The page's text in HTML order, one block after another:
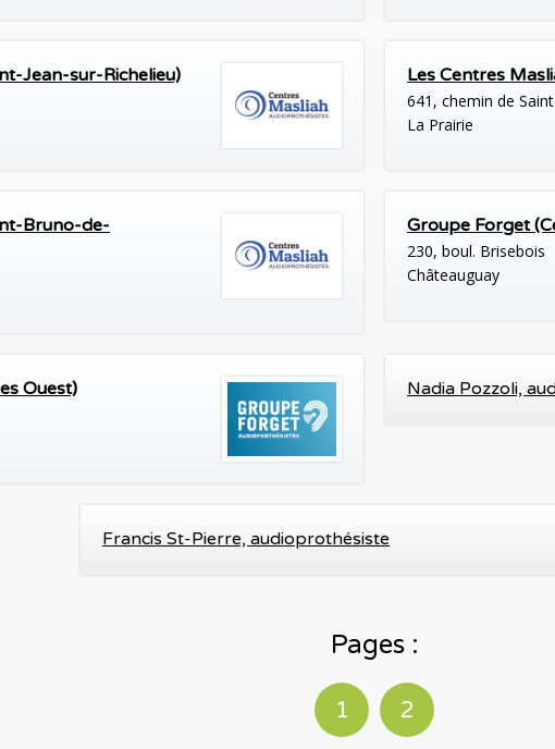
Jean-sur-Richelieu) Les Centres
641, chemin de
La Prairie
Bruno-de-
Groupe Forget
230, boul. Brisebois
Châteauguay
Ouest) Nadia Pozzoli,
Francis St-Pierre, audioprothésiste
Pages :
1 2